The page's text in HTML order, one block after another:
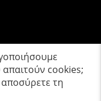
απαιτούν cookies;
τη